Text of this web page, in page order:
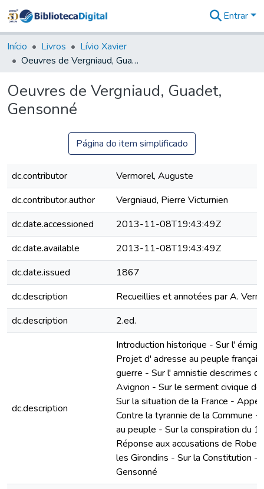
&
Coleções
Tudo na
Digital
Entrar
Início Livros
Lívio Xavier
Oeuvres de Vergniaud, Guadet, Gensonné
Oeuvres de Vergniaud, Guadet,
Gensonné
Página do item simplificado
dc.contributor
Vermorel, Auguste
dc.contributor.author
Vergniaud, Pierre Victurnien
dc.date.accessioned
2013-11-08T19:43:49Z
dc.date.available
2013-11-08T19:43:49Z
dc.date.issued
1867
dc.description
Recueillies et annotées par A.
dc.description
2.ed.
dc.description
Introduction historique - Sur l'
Projet d' adresse au peuple
guerre - Sur l' amnistie descrimes c
Avignon - Sur le serment civique
Sur la situation de la France -
Contre la tyrannie de la Commune -
au peuple - Sur la conspiration du
Réponse aux accusations de
les Girondins - Sur la Constitution -
Gensonné